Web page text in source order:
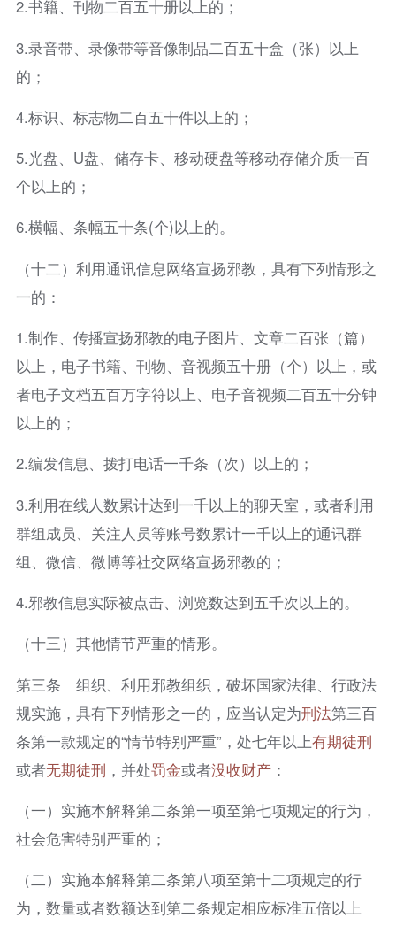
2.书籍、刊物二百五十册以上的；
3.录音带、录像带等音像制品二百五十盒（张）以上
的；
4.标识、标志物二百五十件以上的；
5.光盘、U盘、储存卡、移动硬盘等移动存储介质一百
个以上的；
6.横幅、条幅五十条(个)以上的。
（十二）利用通讯信息网络宣扬邪教，具有下列情形之
一的：
1.制作、传播宣扬邪教的电子图片、文章二百张（篇）
以上，电子书籍、刊物、音视频五十册（个）以上，或
者电子文档五百万字符以上、电子音视频二百五十分钟
以上的；
2.编发信息、拨打电话一千条（次）以上的；
3.利用在线人数累计达到一千以上的聊天室，或者利用
群组成员、关注人员等账号数累计一千以上的通讯群
组、微信、微博等社交网络宣扬邪教的；
4.邪教信息实际被点击、浏览数达到五千次以上的。
（十三）其他情节严重的情形。
第三条 组织、利用邪教组织，破坏国家法律、行政法
规实施，具有下列情形之一的，应当认定为刑法第三百
条第一款规定的“情节特别严重”，处七年以上有期徒刑
或者无期徒刑 ，并处罚金或者没收财产：
（一）实施本解释第二条第一项至第七项规定的行为，
社会危害特别严重的；
（二）实施本解释第二条第八项至第十二项规定的行
为，数量或者数额达到第二条规定相应标准五倍以上